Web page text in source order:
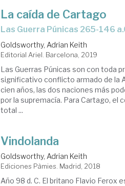
La caída de Cartago
las Guerra Púnicas 265-146
Goldsworthy, Adrian Keith
Editorial Ariel. Barcelona, 2019
Las Guerras Púnicas son con toda
significativo conflicto armado de la
cien años, las dos naciones más
por la supremacía. Para Cartago, el
total ...
Vindolanda
Goldsworthy, Adrian Keith
Ediciones Pàmies. Madrid, 2018
Año 98 d. C. El britano Flavio Ferox